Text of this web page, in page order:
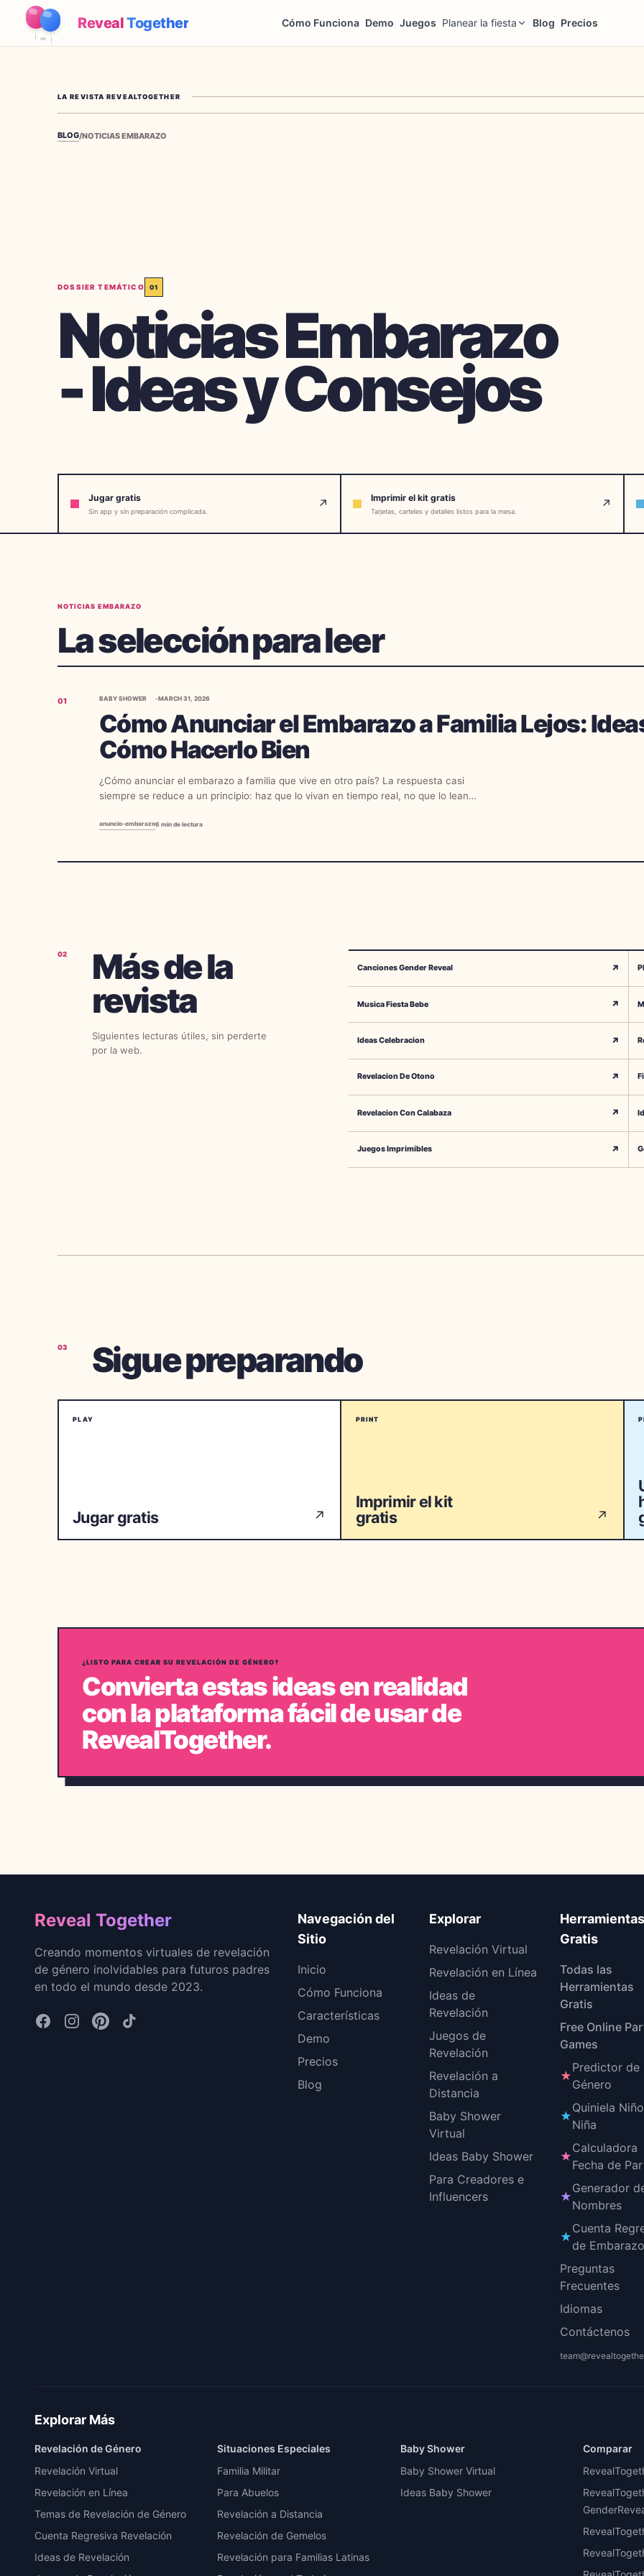
RevealTogether Cómo Funciona Demo Juegos Planear la fiesta Blog Precios
LA REVISTA REVEALTOGETHER
BLOG/NOTICIAS EMBARAZO
DOSSIER TEMÁTICO 01
Noticias Embarazo
- Ideas y Consejos
Jugar gratis
Sin app y sin preparación complicada.
↗ Imprimir el kit gratis
Tarjetas, carteles y detalles listos para la mesa.
↗
NOTICIAS EMBARAZO
La selección para leer
01 BABY SHOWER MARCH 31, 2026
Cómo Anunciar el Embarazo a Familia Lejos:
Cómo Hacerlo Bien
¿Cómo anunciar el embarazo a familia que vive en otro país? La respuesta casi
siempre se reduce a un principio: haz que lo vivan en tiempo real, no que lo lean
anuncio-embarazo6 min de lectura
02
Más de la
revista
Siguientes lecturas útiles, sin perderte
por la web.
Canciones Gender Reveal ↗
Musica Fiesta Bebe ↗
Ideas Celebracion ↗
Revelacion De Otono ↗
Revelacion Con Calabaza ↗
Juegos Imprimibles ↗
03 Sigue preparando
PLAY
Jugar gratis ↗
PRINT
Imprimir el kit
gratis
↗
¿LISTO PARA CREAR SU REVELACIÓN DE GÉNERO?
Convierta estas ideas en realidad
con la plataforma fácil de usar de
RevealTogether.
Reveal Together
Creando momentos virtuales de revelación
de género inolvidables para futuros padres
en todo el mundo desde 2023.
Navegación del
Sitio
Inicio
Cómo Funciona
Características
Demo
Precios
Blog
Explorar
Revelación Virtual
Revelación en Línea
Ideas de
Revelación
Juegos de
Revelación
Revelación a
Distancia
Baby Shower
Virtual
Ideas Baby Shower
Para Creadores e
Influencers
Herramientas
Gratis
Todas las
Herramientas
Gratis
Free Online
Games
★
Predictor de
Género
★
Quiniela
Niña
★
Calculadora
Fecha de
★
Generador
Nombres
★
Cuenta
de Embarazo
Preguntas
Frecuentes
Idiomas
Contáctenos
Explorar Más
Revelación de Género
Revelación Virtual
Revelación en Línea
Temas de Revelación de Género
Cuenta Regresiva Revelación
Ideas de Revelación
Situaciones Especiales
Familia Militar
Para Abuelos
Revelación a Distancia
Revelación de Gemelos
Revelación para Familias Latinas
Baby Shower
Baby Shower Virtual
Ideas Baby Shower
Comparar